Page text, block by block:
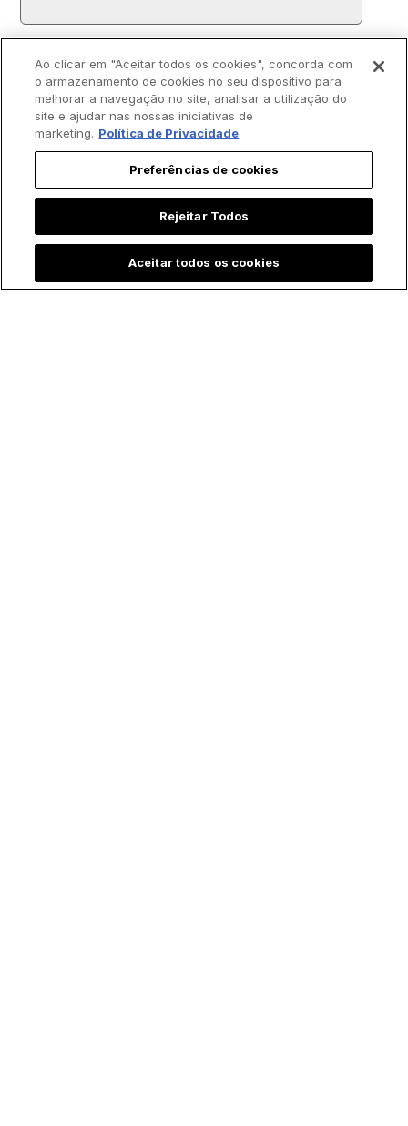
Você pode cancelar a inscrição a qualquer momento. Para obter mais
informações sobre como cancelar a inscrição, nossas práticas de
privacidade e como estamos comprometidos em proteger e respeitar
sua privacidade, por favor, consulte nossaPolítica de Privacidade
Ao clicar em "Aceitar todos os cookies", concorda com
o armazenamento de cookies no seu dispositivo para
melhorar a navegação no site, analisar a utilização do
site e ajudar nas nossas iniciativas de
marketing. Política de Privacidade
Preferências de cookies
Rejeitar Todos
Aceitar todos os cookies